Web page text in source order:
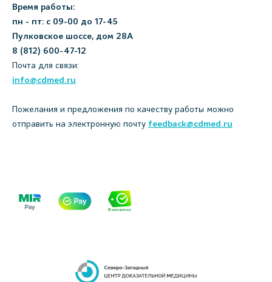
Время работы:
пн - пт: с 09-00 до 17-45
Пулковское шоссе, дом 28А
8 (812) 600-47-12
Почта для связи:
info@cdmed.ru
Пожелания и предложения по качеству работы можно
отправить на электронную почту feedback@cdmed.ru